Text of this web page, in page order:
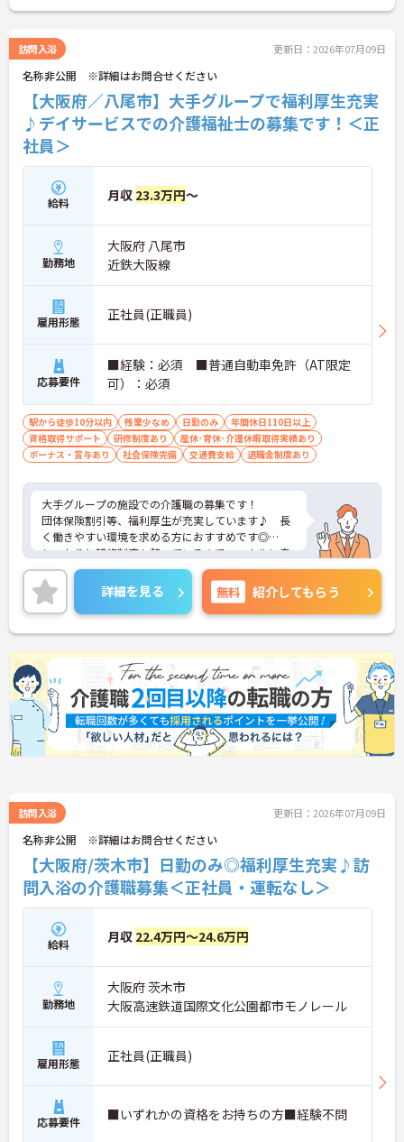
訪問入浴 更新日：2026年07月09日
名称非公開 ※詳細はお問合せください
【大阪府／八尾市】大手グループで福利厚生充実
♪デイサービスでの介護福祉士の募集です！＜正
社員＞
給料 月収 23.3万円～
勤務地
大阪府 八尾市
近鉄大阪線
雇用形態 正社員(正職員)
応募要件
■経験：必須 ■普通自動車免許（AT限定
可）：必須
駅から徒歩10分以内 残業少なめ 日勤のみ
年間休日110日以上
資格取得サポート
研修制度あり
産休･育休･介護休暇取得実績あり
ボーナス・賞与あり
社会保険完備 交通費支給 退職金制度あり
大手グループの施設での介護職の募集です！
団体保険割引等、福利厚生が充実しています♪ 長
く働きやすい環境を求める方におすすめです◎
しっかりと研修制度も整っているので、スキルに自
信がない方でもご安心ください☆
ご興味のある方には、面接対策ポイントなど、さら
に詳細をお話しいたしますのでお気軽にご相談くだ
さい！
詳細を見る 無料 紹介してもらう
訪問入浴 更新日：2026年07月09日
名称非公開 ※詳細はお問合せください
【大阪府/茨木市】日勤のみ◎福利厚生充実♪訪
問入浴の介護職募集＜正社員・運転なし＞
給料 月収 22.4万円～24.6万円
勤務地
大阪府 茨木市
大阪高速鉄道国際文化公園都市モノレール
雇用形態 正社員(正職員)
応募要件 ■いずれかの資格をお持ちの方■経験不問